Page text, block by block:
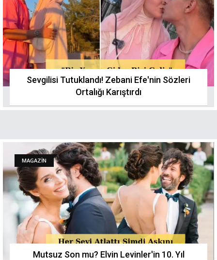
Sevgilisi Tutuklandı! Zebani Efe'nin Sözleri
Ortalığı Karıştırdı
MAGAZİN
Mutsuz Son mu? Elvin Levinler'in 10. Yıl